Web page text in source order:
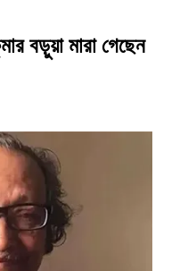
বড়ুয়া মারা গেছেন